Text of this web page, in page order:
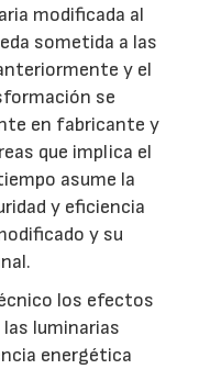
modificada al
sometida a las
y el
se
en fabricante y
que implica el
asume la
y eficiencia
y su
los efectos
luminarias
energética